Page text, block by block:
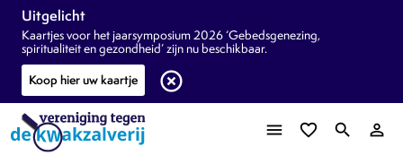
Uitgelicht
Kaartjes voor het jaarsymposium 2026 ‘Gebedsgenezing,
spiritualiteit en gezondheid’ zijn nu beschikbaar.
Koop hier uw kaartje
highlight_off
menu favorite_border search person_outline